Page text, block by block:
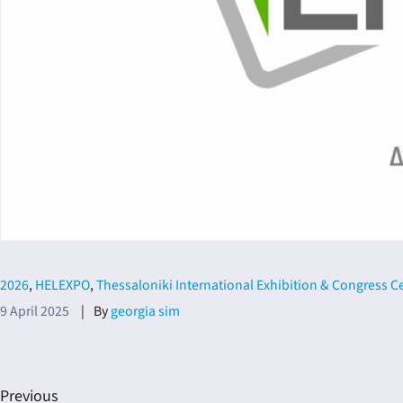
2026, HELEXPO,Thessaloniki International Exhibition & Congress
9 April 2025
Bygeorgia sim
Previous